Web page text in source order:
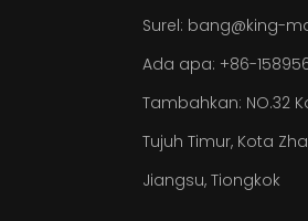
Surel: bang@king-
Ada apa: +86-
Tambahkan: NO.32
Tujuh Timur, Kota
Jiangsu, Tiongkok